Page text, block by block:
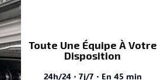
Toute Une Équipe À Votre
Disposition
24h/24 · 7j/7 · En 45 min